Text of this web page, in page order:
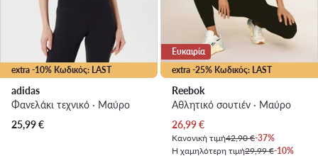
extra -10% Κωδικός: LAST
adidas
Φανελάκι τεχνικό · Μαύρο
25,99€
extra -25% Κωδικός: LAST
Ευκαιρία
Reebok
Αθλητικό σουτιέν · Μαύρο
Τρέχουσα τιμή
26,99€
Κανονική τιμή42,90 €-37%
Η χαμηλότερη τιμή29,99 €-10%